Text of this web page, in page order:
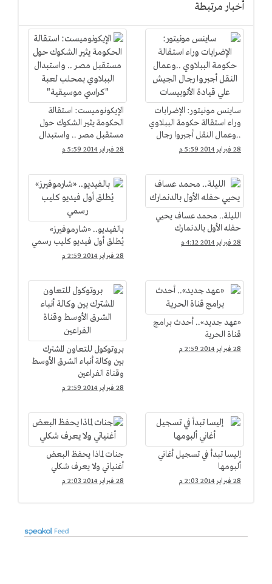
أخبار مرتبطة
ساينس مونيتور: الإضرابات
وراء استقالة حكومة الببلاوي
..وعمال النقل أجبروا رجال
الجيش علي قيادة
28 فبراير 2014 5:59 م
الإيكونوميست: استقالة
الحكومة يثير الشكوك حول
مستقبل مصر .. واستبدال
الببلاوي بمحلب لعبة
28 فبراير 2014 5:59 م
الليلة.. محمد عساف يحيي
حفله الأول بالدنمارك
28 فبراير 2014 4:12 م
بالفيديو.. «شارموفيرز»
يُطلق أول فيديو كليب رسمي
28 فبراير 2014 2:59 م
«عهد جديد».. أحدث برامج
قناة الحرية
28 فبراير 2014 2:59 م
بروتوكول للتعاون المشترك
بين وكالة أنباء الشرق الأوسط
وقناة الفراعين
28 فبراير 2014 2:59 م
إليسا تبدأ في تسجيل أغاني
ألبومها
28 فبراير 2014 2:03 م
جنات لماذا يحفظ البعض
أغنياتي ولا يعرف شكلي
28 فبراير 2014 2:03 م